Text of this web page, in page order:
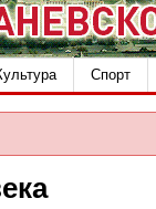
Спорт